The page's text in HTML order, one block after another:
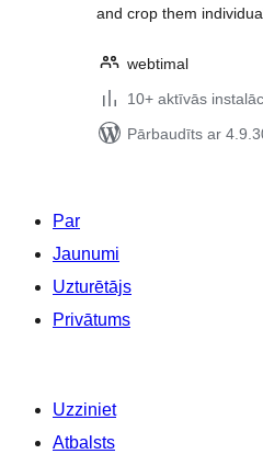
and crop them
webtimal
10+ aktīvās
Pārbaudīts ar
Par
Jaunumi
Uzturētājs
Privātums
Uzziniet
Atbalsts